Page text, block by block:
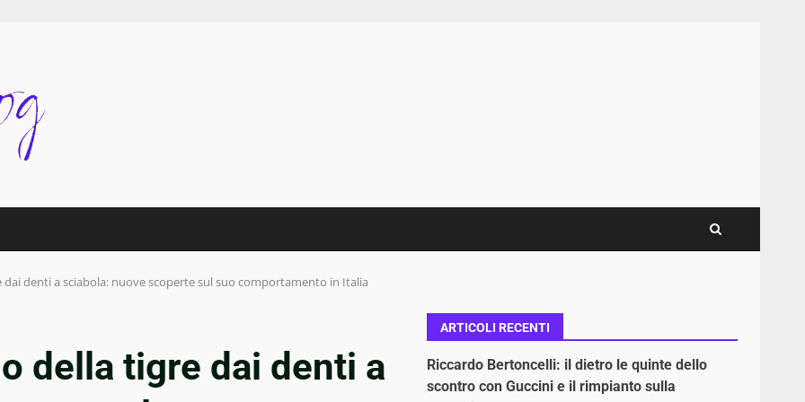
denti a sciabola: nuove scoperte sul suo comportamento in Italia
della tigre dai denti a
ARTICOLI RECENTI
Riccardo Bertoncelli: il dietro le quinte dello
scontro con Guccini e il rimpianto sulla